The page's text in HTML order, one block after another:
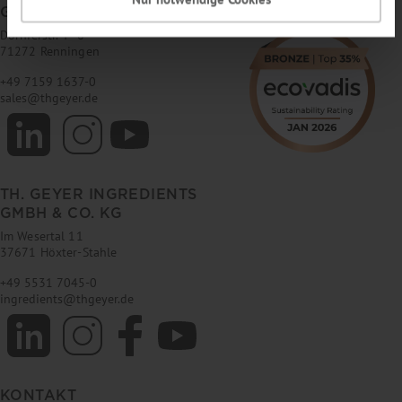
GMBH & CO. KG
Dornierstr. 4–6
71272 Renningen
+49 7159 1637-0
sales@thgeyer.de
TH. GEYER INGREDIENTS
GMBH & CO. KG
Im Wesertal 11
37671 Höxter-Stahle
+49 5531 7045-0
ingredients@thgeyer.de
KONTAKT